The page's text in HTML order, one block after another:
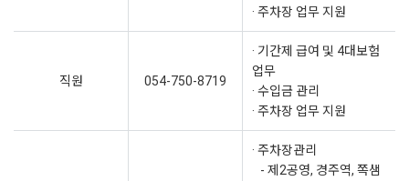
· 주차장 업무 지원
직원 054-750-8719
· 기간제 급여 및 4대보험
업무
· 수입금 관리
· 주차장 업무 지원
· 주차장관리
- 제2공영, 경주역, 쪽샘